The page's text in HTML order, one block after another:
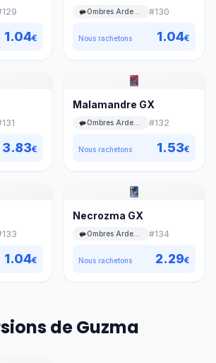
129
1.04€
#130
Nous rachetons 1.04€
131
3.83€
Malamandre GX
#132
Nous rachetons 1.53€
133
1.04€
Necrozma GX
#134
Nous rachetons 2.29€
de Guzma